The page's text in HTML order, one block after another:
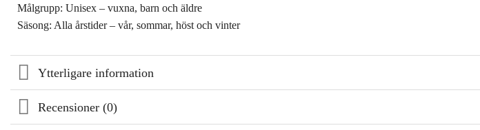
Målgrupp: Unisex – vuxna, barn och äldre
Säsong: Alla årstider – vår, sommar, höst och vinter
Ytterligare information
Recensioner (0)